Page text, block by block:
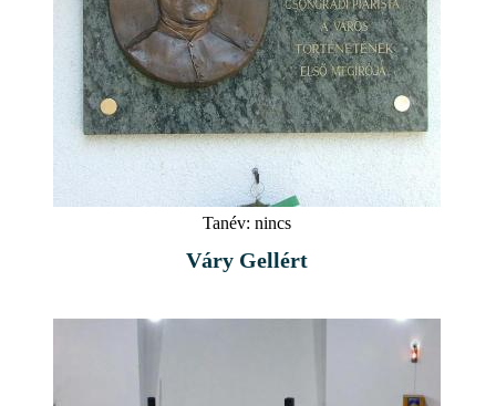
Tanév: nincs
Váry Gellért